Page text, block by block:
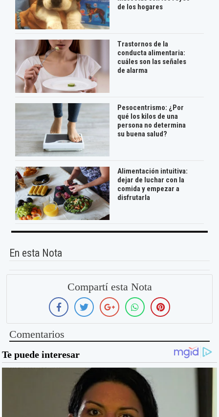
de los hogares
Trastornos de la
conducta alimentaria:
cuáles son las señales
de alarma
Pesocentrismo: ¿Por
qué los kilos de una
persona no determina
su buena salud?
Alimentación intuitiva:
dejar de luchar con la
comida y empezar a
disfrutarla
En esta Nota
Compartí esta Nota
Comentarios